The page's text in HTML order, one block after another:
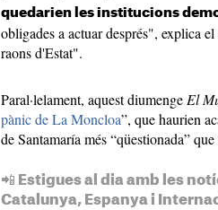
quedarien les institucions
obligades a actuar després", explica
raons d'Estat".
Paral·lelament, aquest diumenge El
pànic de La Moncloa”, que haurien
de Santamaría més “qüestionada”
📲 Estigues al dia amb les
Catalunya, Espanya i